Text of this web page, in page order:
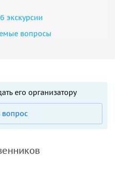
экскурсии
вопросы
его организатору
вопрос